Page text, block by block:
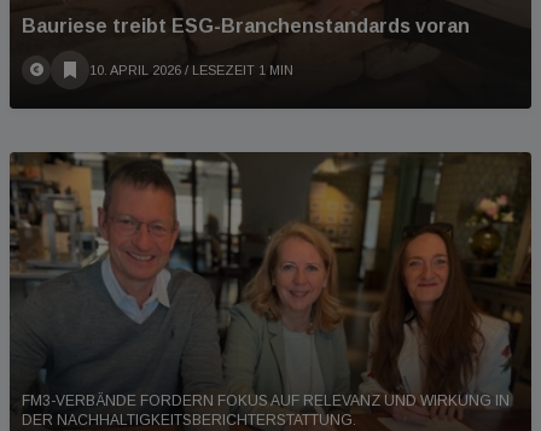
Bauriese treibt ESG-Branchenstandards voran
10. APRIL 2026 / LESEZEIT 1 MIN
FM3-VERBÄNDE FORDERN FOKUS AUF RELEVANZ UND WIRKUNG IN
DER NACHHALTIGKEITSBERICHTERSTATTUNG.